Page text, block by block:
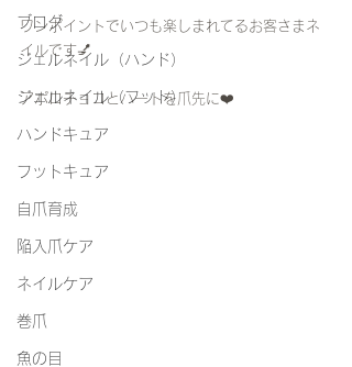
ブログ
ジェルネイル（ハンド）
ジェルネイル（フット）
ハンドキュア
フットキュア
自爪育成
陥入爪ケア
ネイルケア
巻爪
魚の目
ワンポイントでいつも楽しまれてるお客さまネ
イルです💅
アポロチョコとハートを爪先に❤️